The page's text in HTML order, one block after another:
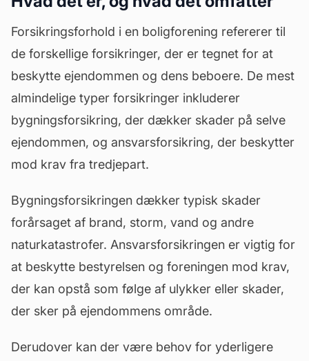
Forsikringsforhold i en boligforening refererer til
de forskellige forsikringer, der er tegnet for at
beskytte ejendommen og dens beboere. De mest
almindelige typer forsikringer inkluderer
bygningsforsikring, der dækker skader på selve
ejendommen, og ansvarsforsikring, der beskytter
mod krav fra tredjepart.
Bygningsforsikringen dækker typisk skader
forårsaget af brand, storm, vand og andre
naturkatastrofer. Ansvarsforsikringen er vigtig for
at beskytte bestyrelsen og foreningen mod krav,
der kan opstå som følge af ulykker eller skader,
der sker på ejendommens område.
Derudover kan der være behov for yderligere